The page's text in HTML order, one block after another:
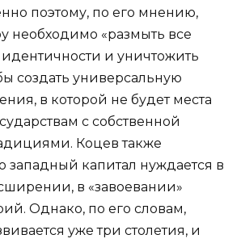
поэтому, по его мнению,
необходимо «размыть все
и уничтожить
создать универсальную
в которой не будет места
с собственной
Коцев также
западный капитал нуждается в
в «завоевании»
Однако, по его словам,
уже три столетия, и